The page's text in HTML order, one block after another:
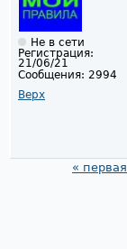
Не в сети
Регистрация:
21/06/21
Сообщения: 2994
Верх
« первая